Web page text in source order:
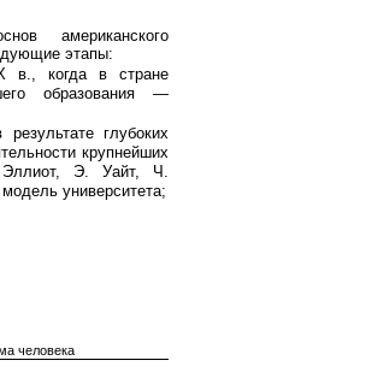
американского
этапы:
в., когда в стране
образования —
глубоких
крупнейших
Э. Уайт, Ч.
университета;
человека